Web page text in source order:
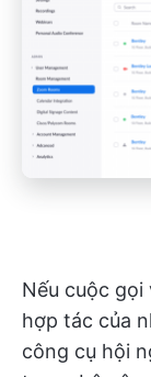
Nếu cuộc
hợp tác của
công cụ hội